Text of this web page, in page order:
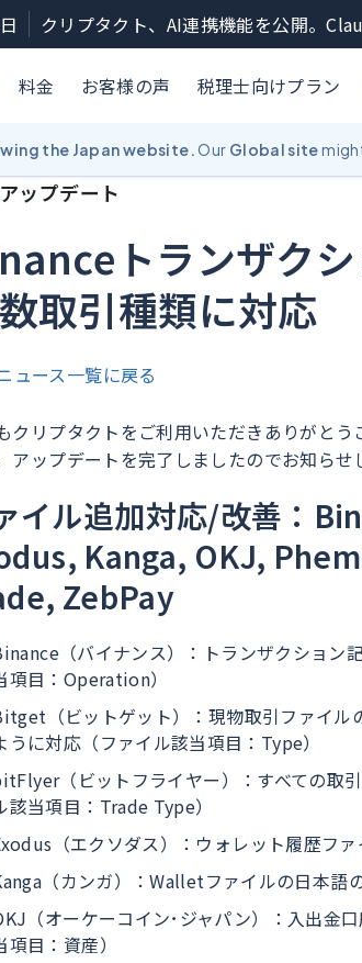
クリプタクト、AI連携機能を公開。
料金 お客様の声 税理士向けプラン
the Japan website. Our Global site
ップデート
トランザク
取引種類に対応
ュース一覧に戻る
クリプタクトをご利用いただきありがとう
アップデートを完了しましたのでお知らせ
イル追加対応/改善：
Kanga, OKJ,
ZebPay
（バイナンス）：トランザクション
項目：Operation）
（ビットゲット）：現物取引ファイ
うに対応（ファイル該当項目：Type）
（ビットフライヤー）：すべての取
該当項目：Trade Type）
（エクソダス）：ウォレット履歴フ
（カンガ）：Walletファイルの日本語
（オーケーコイン･ジャパン）：入出金
項目：資産）